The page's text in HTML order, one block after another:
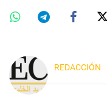
REDACCIÓN